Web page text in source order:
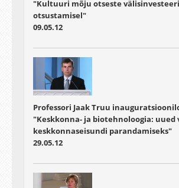
"Kultuuri mõju otseste
otsustamisel"
09.05.12
Professori Jaak Truu
"Keskkonna- ja biotehnoloogia: uued
keskkonnaseisundi parandamiseks"
29.05.12